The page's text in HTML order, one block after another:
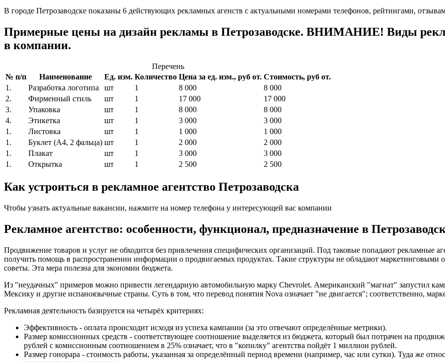
В городе Петрозаводске показаны 6 действующих рекламных агенств с актуальными номерами телефонов, рейтингами,
Примерные цены на дизайн рекламы в Петрозаводске. ВНИМАНИЕ! Виды
в компании.
Перечень
№ п/п
Наименование Ед. изм. Количество Цена за ед. изм., руб от. Стоимость, руб от.
1.
Разработка логотипа шт 1 8 000
8 000
2.
Фирменный стиль шт 1 17 000
17 000
3.
Упаковка шт 1 8 000
8 000
4.
Этикетка шт 1 3 000
3 000
1.
Листовка шт 1 1 000
1 000
1.
Буклет (A4, 2 фальца) шт 1 2 000
2 000
1.
Плакат шт 1 3 000
3 000
1.
Открытка шт 1 2 500 2 500
Как устроиться в рекламное агентство Петрозаводска
Чтобы узнать актуальные вакансии, нажмите на номер телефона у интересующей вас компании
Рекламное агентство: особенности, функционал, предназначение в
Продвижение товаров и услуг не обходится без привлечения специфических организаций. Под таковые попадают рекламные
получить помощь в распространении информации о продвигаемых продуктах. Такие структуры не обладают маркетинговыми
советы. Эта мера полезна для экономии бюджета.
Из "неудачных" примеров можно привести легендарную автомобильную марку Chevrolet. Американский "магнат" запустил
Мексику и другие испаноязычные страны. Суть в том, что перевод понятия Nova означает "не двигается"; соответственно,
Рекламная деятельность базируется на четырёх критериях:
Эффективность - оплата происходит исходя из успеха кампании (за это отвечают определённые метрики).
Размер комиссионных средств - соответствующее соотношение выделяется из бюджета, который был потрачен на
рублей с комиссионным соотношением в 25% означает, что в "копилку" агентства пойдёт 1 миллион рублей.
Размер гонорара - стоимость работы, указанная за определённый период времени (например, час или сутки). Туда же